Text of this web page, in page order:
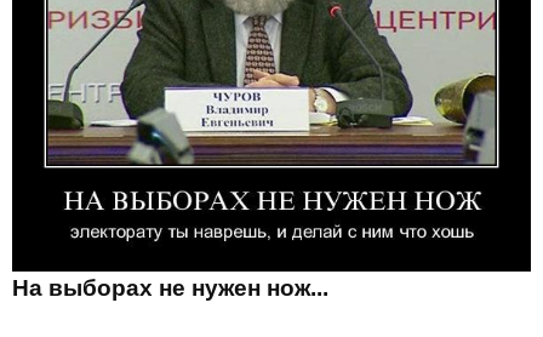
На выборах не нужен нож...